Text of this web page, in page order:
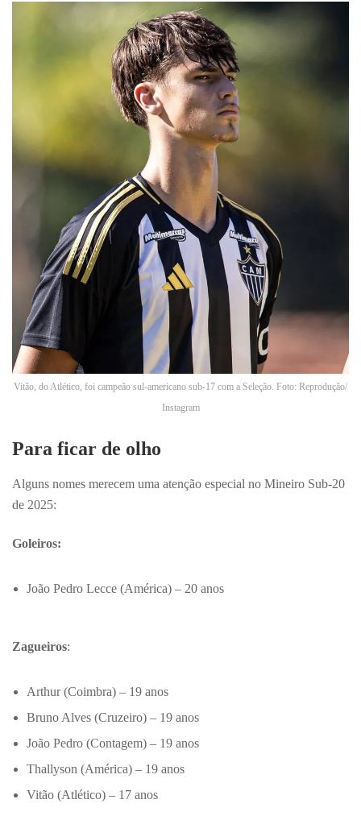
Vitão, do Atlético, foi campeão sul-americano sub-17 com a Seleção. Foto: Reprodução/
Instagram
Para ficar de olho
Alguns nomes merecem uma atenção especial no Mineiro Sub-20
de 2025:
Goleiros:
João Pedro Lecce (América) – 20 anos
Zagueiros:
Arthur (Coimbra) – 19 anos
Bruno Alves (Cruzeiro) – 19 anos
João Pedro (Contagem) – 19 anos
Thallyson (América) – 19 anos
Vitão (Atlético) – 17 anos